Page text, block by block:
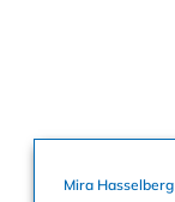
Mira Hasselberg